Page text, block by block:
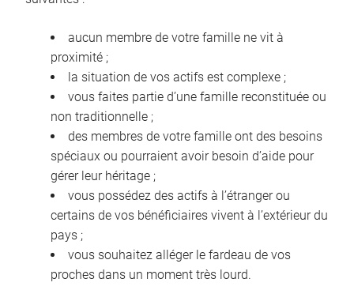
aucun membre de votre famille ne vit à
proximité ;
la situation de vos actifs est complexe ;
vous faites partie d’une famille reconstituée ou
non traditionnelle ;
des membres de votre famille ont des besoins
spéciaux ou pourraient avoir besoin d’aide pour
gérer leur héritage ;
vous possédez des actifs à l’étranger ou
certains de vos bénéficiaires vivent à l’extérieur du
pays ;
vous souhaitez alléger le fardeau de vos
proches dans un moment très lourd.